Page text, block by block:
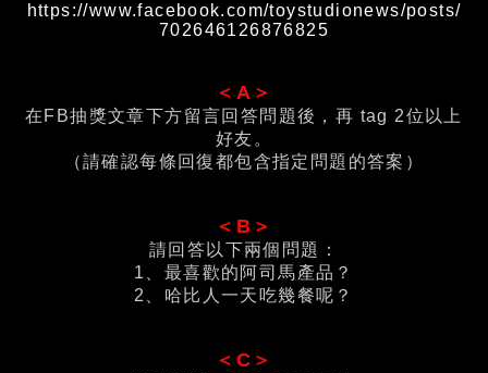
https://www.facebook.com/toystudionews/posts/
702646126876825
＜A＞
在FB抽獎文章下方留言回答問題後，再 tag 2位以上
好友。
（請確認每條回復都包含指定問題的答案）
＜B＞
請回答以下兩個問題：
1、最喜歡的阿司馬產品？
2、哈比人一天吃幾餐呢？
＜C＞